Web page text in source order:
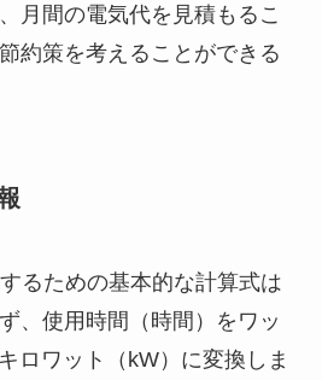
月間の電気代を見積もるこ
約策を考えることができる
るための基本的な計算式は
、使用時間（時間）をワッ
ロワット（kW）に変換しま